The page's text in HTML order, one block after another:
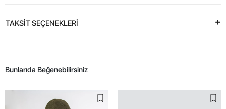
TAKSİT SEÇENEKLERİ
Bunlarıda Beğenebilirsiniz